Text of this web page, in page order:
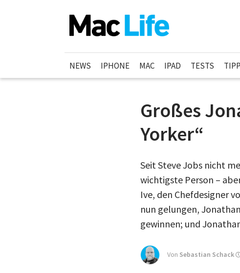
NEWS IPHONE MAC IPAD TESTS
Großes
Yorker“
Seit Steve Jobs nicht
wichtigste Person –
Ive, den Chefdesigner
nun gelungen,
gewinnen; und
Von Sebastian Schack